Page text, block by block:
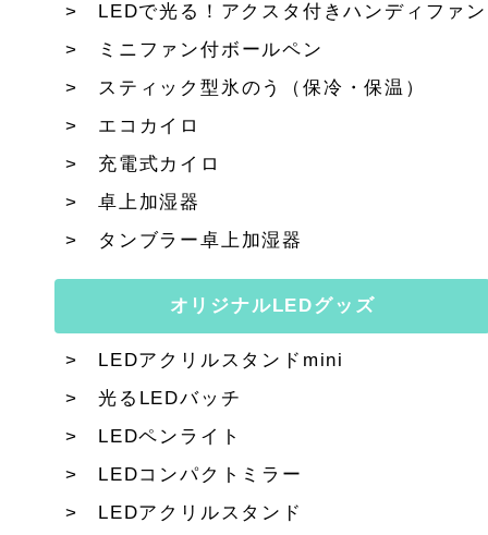
LEDで光る！アクスタ付きハンディファン
ミニファン付ボールペン
スティック型氷のう（保冷・保温）
エコカイロ
充電式カイロ
卓上加湿器
タンブラー卓上加湿器
オリジナルLEDグッズ
LEDアクリルスタンドmini
光るLEDバッチ
LEDペンライト
LEDコンパクトミラー
LEDアクリルスタンド